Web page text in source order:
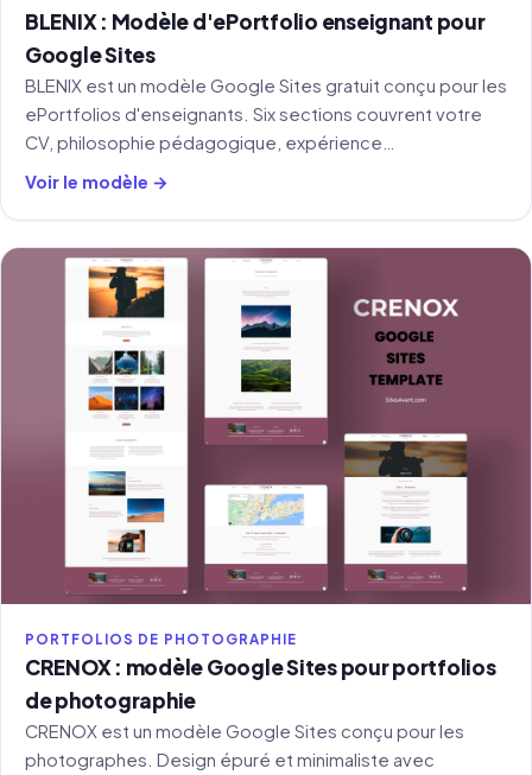
BLENIX : Modèle d'ePortfolio enseignant pour
Google Sites
BLENIX est un modèle Google Sites gratuit conçu pour les
ePortfolios d'enseignants. Six sections couvrent votre
CV, philosophie pédagogique, expérience
d'enseignement, compétences numériques et gestion
Voir le modèle →
PORTFOLIOS DE PHOTOGRAPHIE
CRENOX : modèle Google Sites pour portfolios
de photographie
CRENOX est un modèle Google Sites conçu pour les
photographes. Design épuré et minimaliste avec